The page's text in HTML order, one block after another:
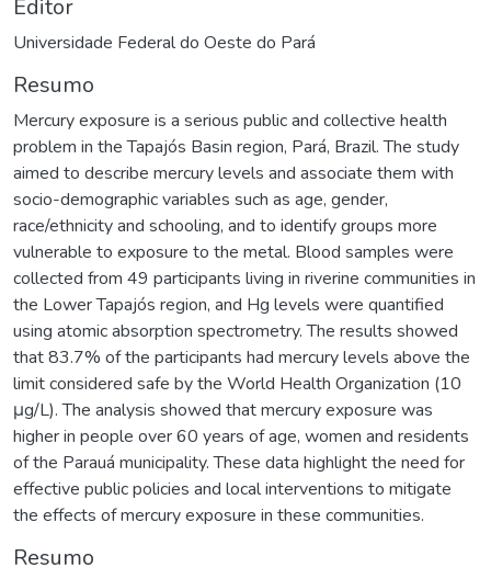
Editor
Universidade Federal do Oeste do Pará
Resumo
Mercury exposure is a serious public and collective health
problem in the Tapajós Basin region, Pará, Brazil. The study
aimed to describe mercury levels and associate them with
socio-demographic variables such as age, gender,
race/ethnicity and schooling, and to identify groups more
vulnerable to exposure to the metal. Blood samples were
collected from 49 participants living in riverine communities in
the Lower Tapajós region, and Hg levels were quantified
using atomic absorption spectrometry. The results showed
that 83.7% of the participants had mercury levels above the
limit considered safe by the World Health Organization (10
μg/L). The analysis showed that mercury exposure was
higher in people over 60 years of age, women and residents
of the Parauá municipality. These data highlight the need for
effective public policies and local interventions to mitigate
the effects of mercury exposure in these communities.
Resumo